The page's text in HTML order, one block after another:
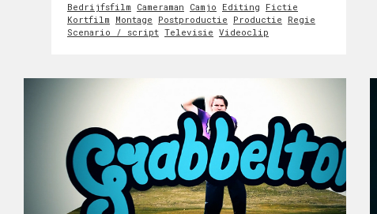
Bedrijfsfilm Cameraman Camjo Editing Fictie
Kortfilm Montage Postproductie Productie Regie
Scenario / script Televisie Videoclip